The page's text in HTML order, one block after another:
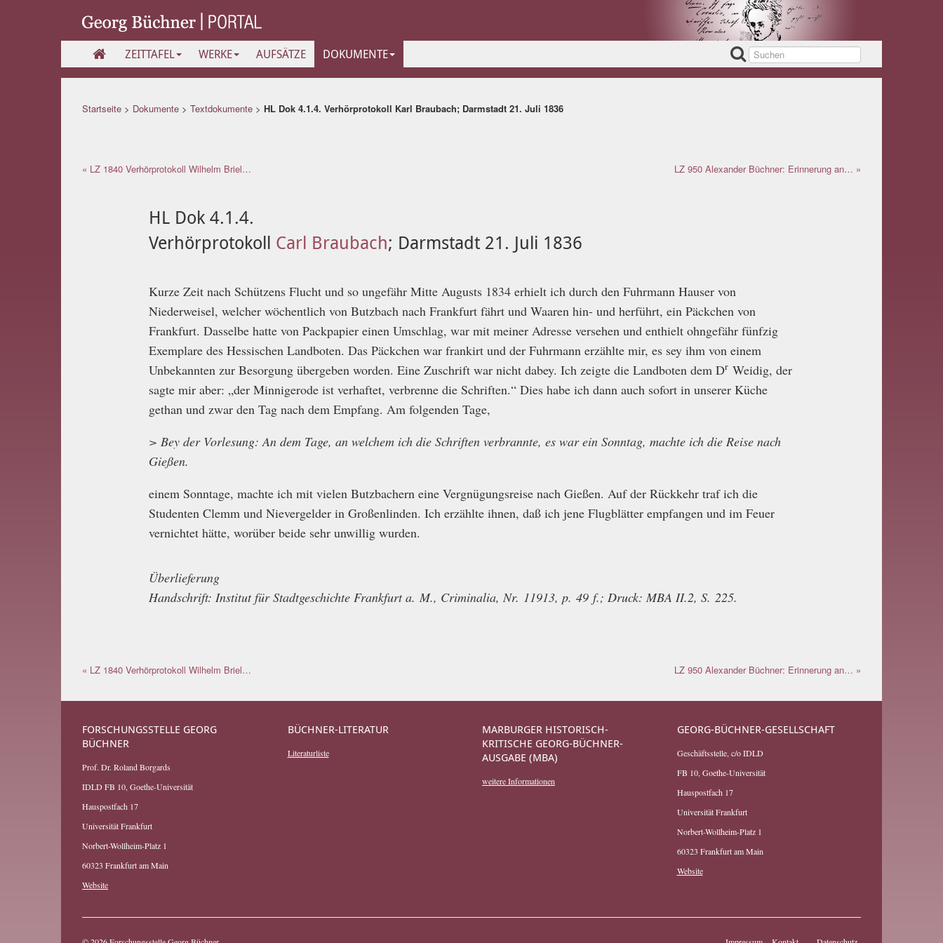
ZEITTAFEL WERKE AUFSÄTZE DOKUMENTE
Startseite > Dokumente > Textdokumente > HL Dok 4.1.4. Verhörprotokoll Karl Braubach; Darmstadt 21. Juli 1836
« LZ 1840 Verhörprotokoll Wilhelm Briel… LZ 950 Alexander Büchner: Erinnerung an… »
HL Dok 4.1.4.
Verhörprotokoll Carl Braubach; Darmstadt 21. Juli 1836
Kurze Zeit nach Schützens Flucht und so ungefähr Mitte Augusts 1834 erhielt ich durch den Fuhrmann Hauser von
Niederweisel, welcher wöchentlich von Butzbach nach Frankfurt fährt und Waaren hin- und herführt, ein Päckchen von
Frankfurt. Dasselbe hatte von Packpapier einen Umschlag, war mit meiner Adresse versehen und enthielt ohngefähr fünfzig
Exemplare des Hessischen Landboten. Das Päckchen war frankirt und der Fuhrmann erzählte mir, es sey ihm von einem
Unbekannten zur Besorgung übergeben worden. Eine Zuschrift war nicht dabey. Ich zeigte die Landboten dem Dr Weidig, der
sagte mir aber: „der Minnigerode ist verhaftet, verbrenne die Schriften.“ Dies habe ich dann auch sofort in unserer Küche
gethan und zwar den Tag nach dem Empfang. Am folgenden Tage,
> Bey der Vorlesung: An dem Tage, an welchem ich die Schriften verbrannte, es war ein Sonntag, machte ich die Reise nach
Gießen.
einem Sonntage, machte ich mit vielen Butzbachern eine Vergnügungsreise nach Gießen. Auf der Rückkehr traf ich die
Studenten Clemm und Nievergelder in Großenlinden. Ich erzählte ihnen, daß ich jene Flugblätter empfangen und im Feuer
vernichtet hätte, worüber beide sehr unwillig wurden.
Überlieferung
Handschrift: Institut für Stadtgeschichte Frankfurt a. M., Criminalia, Nr. 11913, p. 49 f.; Druck: MBA II.2, S. 225.
« LZ 1840 Verhörprotokoll Wilhelm Briel… LZ 950 Alexander Büchner: Erinnerung an… »
FORSCHUNGSSTELLE GEORG
BÜCHNER
Prof. Dr. Roland Borgards
IDLD FB 10, Goethe-Universität
Hauspostfach 17
Universität Frankfurt
Norbert-Wollheim-Platz 1
60323 Frankfurt am Main
Website
BÜCHNER-LITERATUR
Literaturliste
MARBURGER HISTORISCH-
KRITISCHE GEORG-BÜCHNER-
AUSGABE (MBA)
weitere Informationen
GEORG-BÜCHNER-GESELLSCHAFT
Geschäftsstelle, c/o IDLD
FB 10, Goethe-Universität
Hauspostfach 17
Universität Frankfurt
Norbert-Wollheim-Platz 1
60323 Frankfurt am Main
Website